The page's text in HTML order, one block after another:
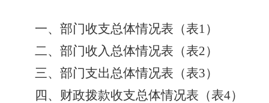
一、 部门收支总体情况表（表1）
二、 部门收入总体情况表（表2）
三、 部门支出总体情况表（表3）
四、财政拨款收支总体情况表（表4）